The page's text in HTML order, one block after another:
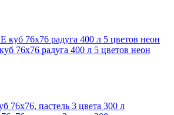
76х76 радуга 400 л 5 цветов неон